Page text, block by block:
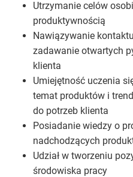
Utrzymanie celów
produktywnością
Nawiązywanie
zadawanie otwartych
klienta
Umiejętność uczenia
temat produktów i
do potrzeb klienta
Posiadanie wiedzy o
nadchodzących
Udział w tworzeniu
środowiska pracy